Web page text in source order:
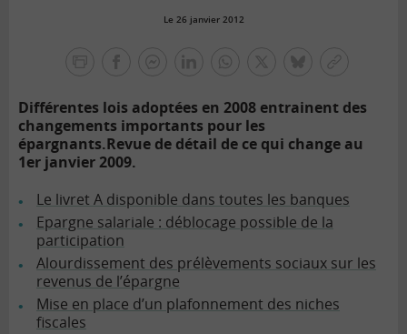
Le 26 janvier 2012
lien
Différentes lois adoptées en 2008 entrainent des
changements importants pour les
épargnants.Revue de détail de ce qui change au
1er janvier 2009.
Le livret A disponible dans toutes les banques
Epargne salariale : déblocage possible de la
participation
Alourdissement des prélèvements sociaux sur les
revenus de l’épargne
Mise en place d’un plafonnement des niches
fiscales